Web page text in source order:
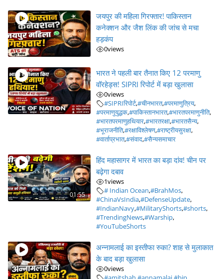
जयपुर की महिला गिरफ्तार! पाकिस्तान
कनेक्शन और जैश लिंक की जांच से मचा
हड़कंप
0views
भारत ने पहली बार तैनात किए 12 परमाणु
वॉरहेड्स! SIPRI रिपोर्ट में बड़ा खुलासा
0views
#SIPRIरिपोर्ट,#चीनभारत,#परमाणुत्रिय,
#परमाणुयुद्धक,#पाकिस्तानभारत,#भारतपरमाणुनीति,
#भारतपरमाणुहथियार,#भारतरक्षा,#भारतसैन्य,
#भूराजनीति,#रक्षाविश्लेषण,#राष्ट्रीयसुरक्षा,
#वार्ताप्रभात,#संवाद,#सैन्यसमाचार
01:55
हिंद महासागर में भारत का बड़ा दांव! चीन पर
बढ़ेगा दबाव
1views
# Indian Ocean,#BrahMos,
#ChinaVsIndia,#DefenseUpdate,
#IndianNavy,#MilitaryShorts,#shorts,
#TrendingNews,#Warship,
#YouTubeShorts
अन्नामलाई का इस्तीफा रुका? शाह से मुलाकात
के बाद बड़ा खुलासा
0views